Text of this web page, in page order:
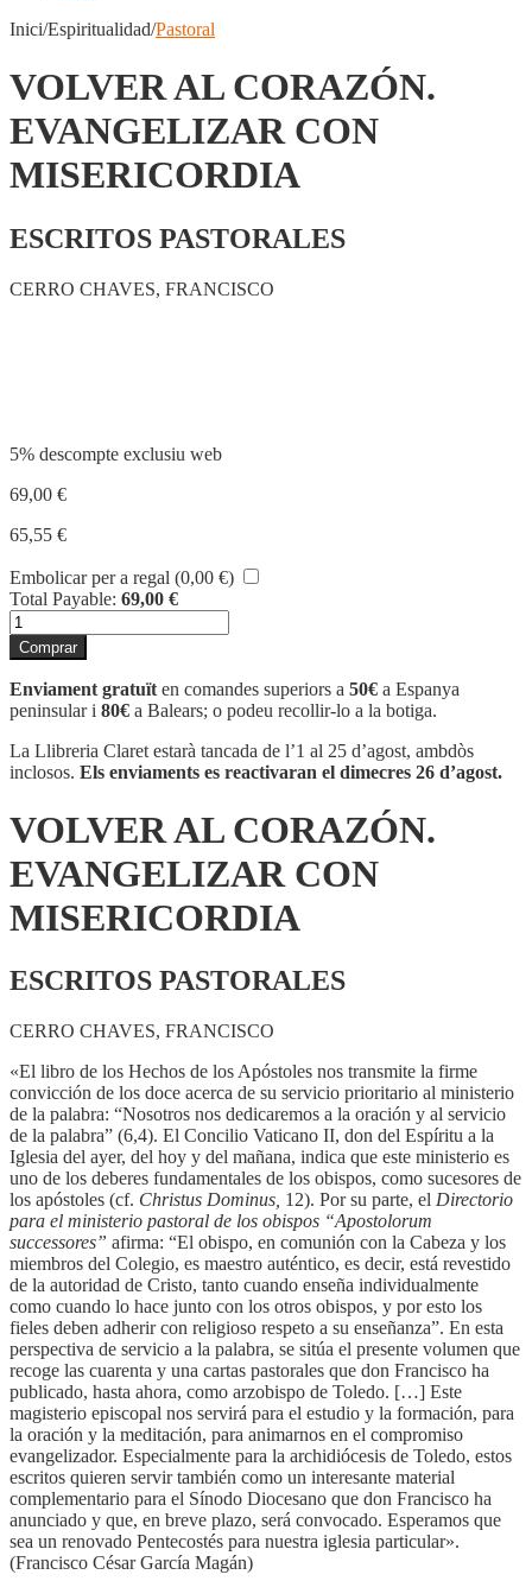
Inici/Espiritualidad/Pastoral
VOLVER AL CORAZÓN.
EVANGELIZAR CON
MISERICORDIA
ESCRITOS PASTORALES
CERRO CHAVES, FRANCISCO
5% descompte exclusiu web
69,00 €
65,55 €
Embolicar per a regal (0,00 €)
Total Payable: 69,00 €
quantitat
de
VOLVER
AL
CORAZÓN.
EVANGELIZAR
CON
MISERICORDIA
Comprar
Enviament gratuït en comandes superiors a 50€ a Espanya
peninsular i 80€ a Balears; o podeu recollir-lo a la botiga.
La Llibreria Claret estarà tancada de l’1 al 25 d’agost, ambdòs
inclosos. Els enviaments es reactivaran el dimecres 26 d’agost.
VOLVER AL CORAZÓN.
EVANGELIZAR CON
MISERICORDIA
ESCRITOS PASTORALES
CERRO CHAVES, FRANCISCO
«El libro de los Hechos de los Apóstoles nos transmite la firme
convicción de los doce acerca de su servicio prioritario al ministerio
de la palabra: “Nosotros nos dedicaremos a la oración y al servicio
de la palabra” (6,4). El Concilio Vaticano II, don del Espíritu a la
Iglesia del ayer, del hoy y del mañana, indica que este ministerio es
uno de los deberes fundamentales de los obispos, como sucesores de
los apóstoles (cf. Christus Dominus, 12). Por su parte, el Directorio
para el ministerio pastoral de los obispos “Apostolorum
successores” afirma: “El obispo, en comunión con la Cabeza y los
miembros del Colegio, es maestro auténtico, es decir, está revestido
de la autoridad de Cristo, tanto cuando enseña individualmente
como cuando lo hace junto con los otros obispos, y por esto los
fieles deben adherir con religioso respeto a su enseñanza”. En esta
perspectiva de servicio a la palabra, se sitúa el presente volumen que
recoge las cuarenta y una cartas pastorales que don Francisco ha
publicado, hasta ahora, como arzobispo de Toledo. […] Este
magisterio episcopal nos servirá para el estudio y la formación, para
la oración y la meditación, para animarnos en el compromiso
evangelizador. Especialmente para la archidiócesis de Toledo, estos
escritos quieren servir también como un interesante material
complementario para el Sínodo Diocesano que don Francisco ha
anunciado y que, en breve plazo, será convocado. Esperamos que
sea un renovado Pentecostés para nuestra iglesia particular».
(Francisco César García Magán)